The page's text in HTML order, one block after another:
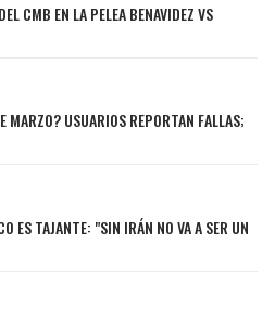
CMB EN LA PELEA BENAVIDEZ VS
MARZO? USUARIOS REPORTAN FALLAS;
ES TAJANTE: "SIN IRÁN NO VA A SER UN